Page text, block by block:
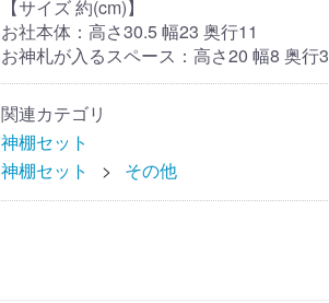
【サイズ 約(cm)】
お社本体：高さ30.5 幅23 奥行11
お神札が入るスペース：高さ20 幅8 奥行3
関連カテゴリ
神棚セット
神棚セット
その他